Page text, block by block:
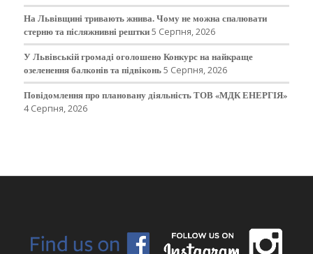
На Львівщині тривають жнива. Чому не можна спалювати
стерню та післяжнивні рештки5 Серпня, 2026
У Львівській громаді оголошено Конкурс на найкраще
озеленення балконів та підвіконь5 Серпня, 2026
Повідомлення про плановану діяльність ТОВ «МДК ЕНЕРГІЯ»
4 Серпня, 2026